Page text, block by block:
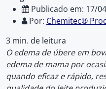
Publicado em: 17/
Por: Chemitec®
3 min. de leitura
O edema de úbere em
edema de mama por
quando eficaz e rápido,